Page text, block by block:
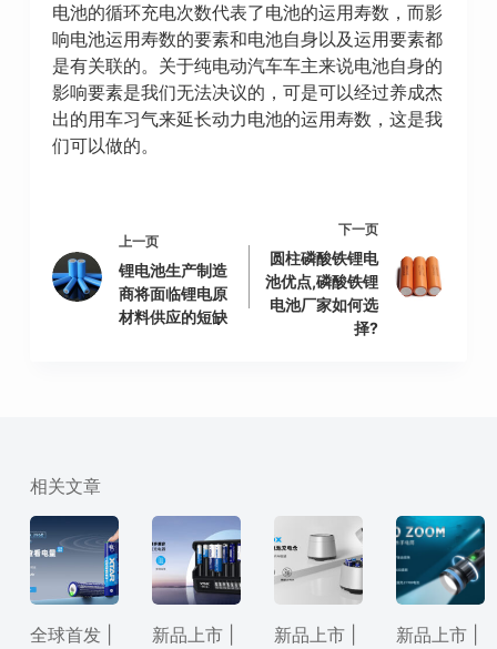
电池的循环充电次数代表了电池的运用寿数，而影
响电池运用寿数的要素和电池自身以及运用要素都
是有关联的。关于纯电动汽车车主来说电池自身的
影响要素是我们无法决议的，可是可以经过养成杰
出的用车习气来延长动力电池的运用寿数，这是我
们可以做的。
上一页
锂电池生产制造
商将面临锂电原
材料供应的短缺
下一页
圆柱磷酸铁锂电
池优点,磷酸铁锂
电池厂家如何选
择?
相关文章
全球首发 |
新品上市 |
新品上市 |
新品上市 |